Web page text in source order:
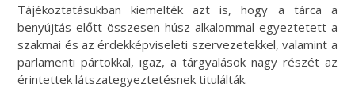
Tájékoztatásukban kiemelték azt is, hogy a tárca a
benyújtás előtt összesen húsz alkalommal egyeztetett a
szakmai és az érdekképviseleti szervezetekkel, valamint a
parlamenti pártokkal, igaz, a tárgyalások nagy részét az
érintettek látszategyeztetésnek titulálták.